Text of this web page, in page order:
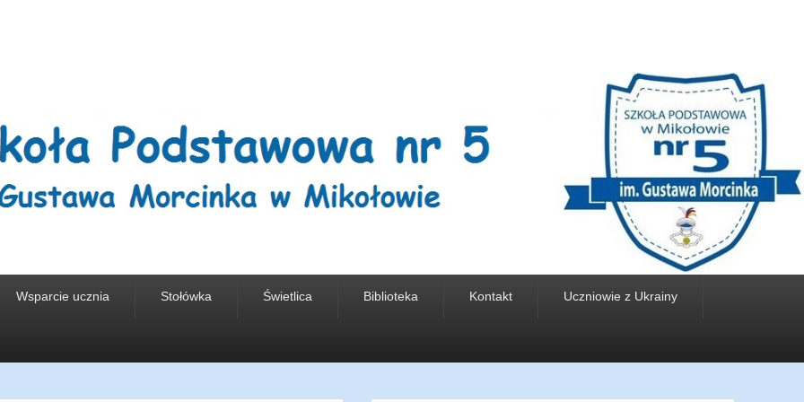
Wsparcie ucznia Stołówka Świetlica Biblioteka Kontakt Uczniowie z Ukrainy